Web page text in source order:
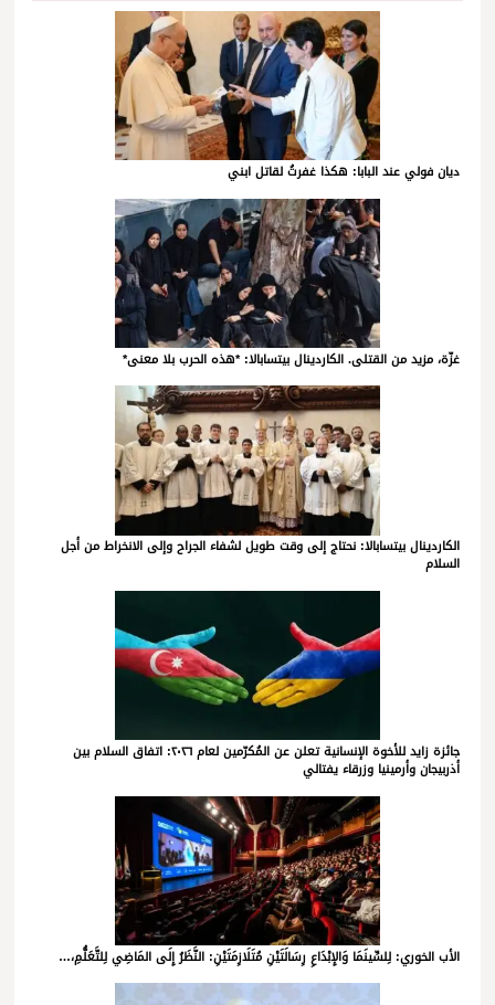
ديان فولي عند البابا: هكذا غفرتُ لقاتل ابني
غزّة، مزيد من القتلى. الكاردينال بيتسابالا: *هذه الحرب بلا معنى*
الكاردينال بيتسابالا: نحتاج إلى وقت طويل لشفاء الجراح وإلى الانخراط من أجل
السلام
جائزة زايد للأخوة الإنسانية تعلن عن المُكرّمين لعام ٢٠٢٦: اتفاق السلام بين
أذربيجان وأرمينيا وزرقاء يفتالي
الأب الخوري: لِلسِّينَمَا وَالإِبْدَاعِ رِسَالَتَيْنِ مُتَلَازِمَتَيْنِ: النَّظَرُ إِلَى المَاضِي لِلتَّعَلُّمِ،…